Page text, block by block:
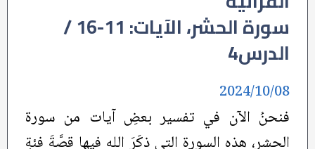
سورة الحشر، الآيات: 11-16 /
الدرس4
فنحنُ الآن في تفسير بعضِ آيات من سورة
الحشر، هذه السورة التي ذكَرَ الله فيها قصَّةَ فئةٍ
2024/10/08